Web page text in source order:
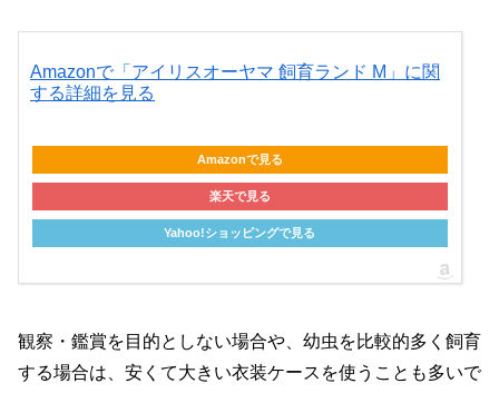
Amazonで「アイリスオーヤマ 飼育ランド M」に関
する詳細を見る
Amazonで見る
楽天で見る
Yahoo!ショッピングで見る
観察・鑑賞を目的としない場合や、幼虫を比較的多く飼育
する場合は、安くて大きい衣装ケースを使うことも多いで